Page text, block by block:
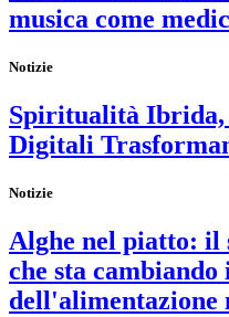
musica come
Notizie
Spiritualità Ibrida,
Digitali
Notizie
Alghe nel piatto: il
che sta
dell'alimentazione